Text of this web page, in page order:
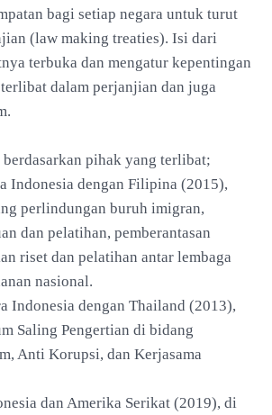
bagi setiap negara untuk turut
(law making treaties). Isi dari
terbuka dan mengatur kepentingan
dalam perjanjian dan juga
pihak yang terlibat;
Indonesia dengan Filipina (2015),
perlindungan buruh imigran,
dan pelatihan, pemberantasan
riset dan pelatihan antar lembaga
nasional.
Indonesia dengan Thailand (2013),
Saling Pengertian di bidang
Anti Korupsi, dan Kerjasama
dan Amerika Serikat (2019), di